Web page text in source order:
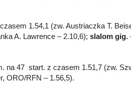
1.54,1 (zw. Austriaczka T.
A. Lawrence – 2.10,6); slalom gig.
na 47 start. z czasem 1.51,7 (zw.
ORO/RFN – 1.56,5).